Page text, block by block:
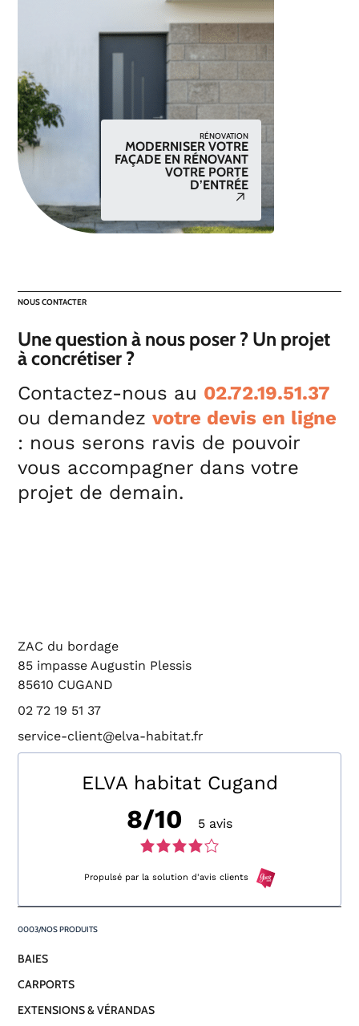
RÉNOVATION
MODERNISER VOTRE
FAÇADE EN RÉNOVANT
VOTRE PORTE
D’ENTRÉE
NOUS CONTACTER
Une question à nous poser ? Un projet
à concrétiser ?
Contactez-nous au 02.72.19.51.37
ou demandezvotre devis en ligne
: nous serons ravis de pouvoir
vous accompagner dans votre
projet de demain.
ZAC du bordage
85 impasse Augustin Plessis
85610 CUGAND
02 72 19 51 37
service-client@elva-habitat.fr
ELVA habitat Cugand
8/10
5 avis
Note
de
4,0
Propulsé par la solution d'avis clients
NOS PRODUITS
BAIES
CARPORTS
EXTENSIONS & VÉRANDAS